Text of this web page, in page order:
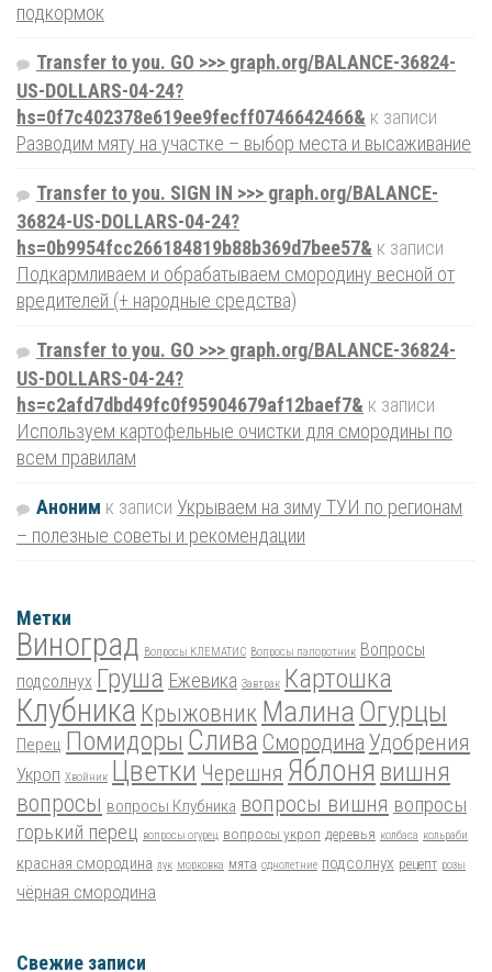
подкормок
Transfer to you. GO >>> graph.org/BALANCE-36824-
US-DOLLARS-04-24?
hs=0f7c402378e619ee9fecff0746642466& к записи
Разводим мяту на участке – выбор места и высаживание
Transfer to you. SIGN IN >>> graph.org/BALANCE-
36824-US-DOLLARS-04-24?
hs=0b9954fcc266184819b88b369d7bee57& к записи
Подкармливаем и обрабатываем смородину весной от
вредителей (+ народные средства)
Transfer to you. GO >>> graph.org/BALANCE-36824-
US-DOLLARS-04-24?
hs=c2afd7dbd49fc0f95904679af12baef7& к записи
Используем картофельные очистки для смородины по
всем правилам
Аноним к записи Укрываем на зиму ТУИ по регионам
– полезные советы и рекомендации
Метки
Виноград Вопросы КЛЕМАТИС Вопросы папоротник Вопросы
подсолнух Груша Ежевика Завтрак Картошка
Клубника Крыжовник Малина Огурцы
Перец Помидоры Слива Смородина Удобрения
Укроп Хвойник Цветки Черешня Яблоня вишня
вопросы вопросы Клубника вопросы вишня вопросы
горький перец вопросы огурец вопросы укроп деревья колбаса кольраби
красная смородина лук морковка мята однолетние подсолнух рецепт розы
чёрная смородина
Свежие записи